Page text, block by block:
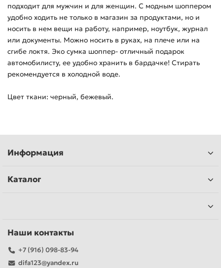
подходит для мужчин и для женщин. С модным шоппером
удобно ходить не только в магазин за продуктами, но и
носить в нем вещи на работу, например, ноутбук, журнал
или документы. Можно носить в руках, на плече или на
сгибе локтя. Эко сумка шоппер- отличный подарок
автомобилисту, ее удобно хранить в бардачке! Стирать
рекомендуется в холодной воде.
Цвет ткани: черный, бежевый.
Информация
Каталог
Наши контакты
+7 (916) 098-83-94
difa123@yandex.ru